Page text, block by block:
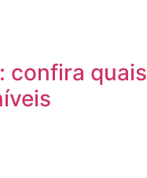
confira quais